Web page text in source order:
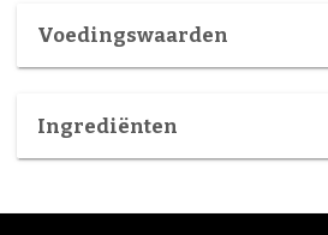
Voedingswaarden
Ingrediënten